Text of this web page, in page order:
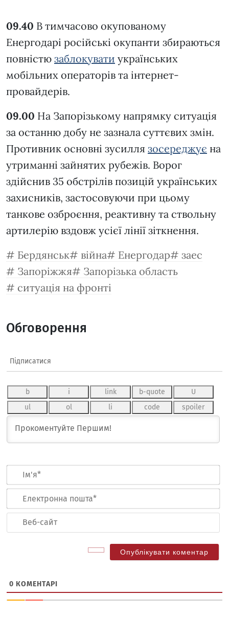
09.40 В тимчасово окупованому
Енергодарі російські окупанти збираються
повністю заблокувати українських
мобільних операторів та інтернет-
провайдерів.
09.00 На Запорізькому напрямку ситуація
за останню добу не зазнала суттєвих змін.
Противник основні зусилля зосереджує на
утриманні зайнятих рубежів. Ворог
здійснив 35 обстрілів позицій українських
захисників, застосовуючи при цьому
танкове озброєння, реактивну та ствольну
артилерію вздовж усієї лінії зіткнення.
Бердянськ
війна Енергодар
заес
Запоріжжя
Запорізька область
ситуація на фронті
Обговорення
Підписатися
0 КОМЕНТАРІ